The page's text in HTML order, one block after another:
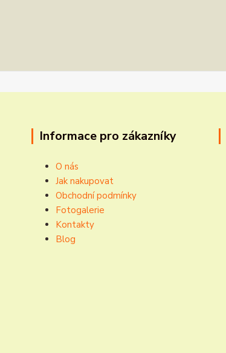
Informace pro zákazníky
O nás
Jak nakupovat
Obchodní podmínky
Fotogalerie
Kontakty
Blog